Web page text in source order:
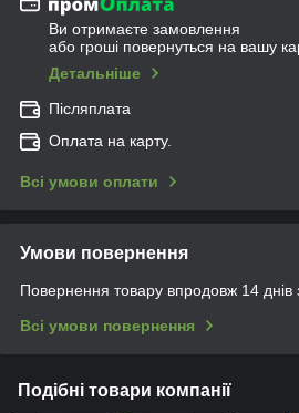
Ви отримаєте замовлення
або гроші повернуться на вашу
Детальніше
Післяплата
Оплата на карту.
Всі умови оплати
Умови повернення
Повернення товару впродовж 14 днів
Всі умови повернення
Подібні товари компанії